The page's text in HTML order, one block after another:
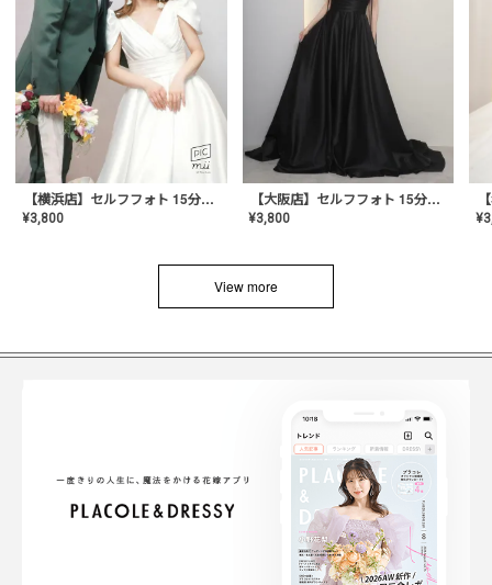
【横浜店】セルフフォト 15分撮り放題プラン
¥3,800
【大阪店】セルフフォト 15分撮り放題プラン
¥3,800 ¥
View more